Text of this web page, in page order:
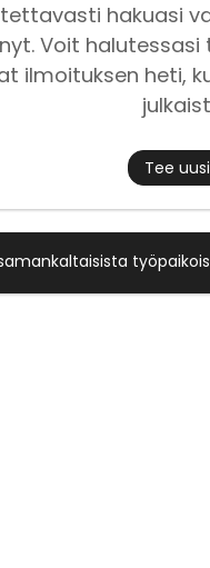
hakuasi
Voit halutessasi
ilmoituksen heti,
Tee